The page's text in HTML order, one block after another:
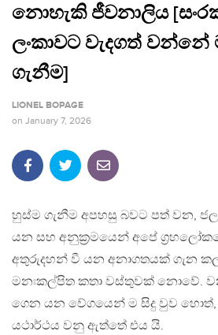
නොහැකි ජීවනාලිය
ලංකාවට වැදගත් වන්නේ
ගැනීම]
LIONEL BOPAGE
on January 7, 2026
හුස්ම ගැනීම අපහසු බවට පත් වන, ජල
යන සහ අනුක්‍රමයෙන් අපේ
අතුරුදහන් වී යන අනාගතයක් ගැන
මනඃකල්පිත කතා වස්තුවක් නොවේ.
ගෙන යන වේගයෙන් ම සිදු වුව
යථාර්ථය වනු ඇත්තේ එය යි.